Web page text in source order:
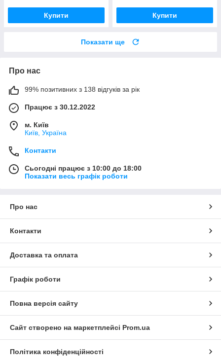
Купити Купити
Показати ще
Про нас
99% позитивних з 138 відгуків за рік
Працює з 30.12.2022
м. Київ
Київ, Україна
Контакти
Сьогодні працює з 10:00 до 18:00
Показати весь графік роботи
Про нас
Контакти
Доставка та оплата
Графік роботи
Повна версія сайту
Сайт створено на маркетплейсі Prom.ua
Політика конфіденційності